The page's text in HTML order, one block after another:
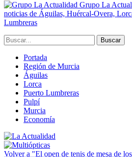
Grupo La
noticias de Águilas, Huércal-Overa,
Lumbreras
Portada
Región de Murcia
Águilas
Lorca
Puerto Lumbreras
Pulpí
Murcia
Economía
Volver a "El open de tenis de mesa de